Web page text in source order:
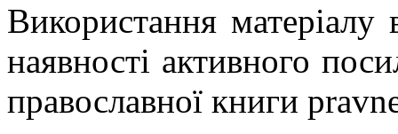
Використання матеріалу
наявності активного
православної книги